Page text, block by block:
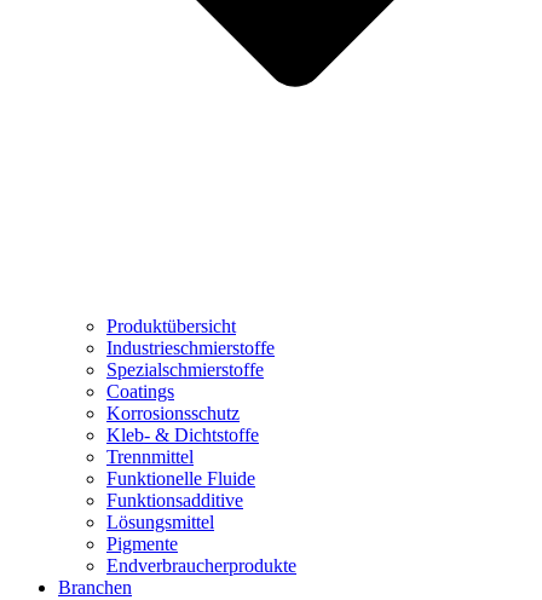
Produktübersicht
Industrieschmierstoffe
Spezialschmierstoffe
Coatings
Korrosionsschutz
Kleb- & Dichtstoffe
Trennmittel
Funktionelle Fluide
Funktionsadditive
Lösungsmittel
Pigmente
Endverbraucherprodukte
Branchen